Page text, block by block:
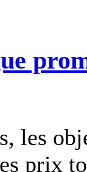
les
prix